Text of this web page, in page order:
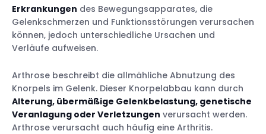
Geduld
Erkrankungen des Bewegungsapparates, die
Gelenkschmerzen und Funktionsstörungen verursachen
können, jedoch unterschiedliche Ursachen und
Verläufe aufweisen.
Arthrose beschreibt die allmähliche Abnutzung des
Knorpels im Gelenk. Dieser Knorpelabbau kann durch
Alterung, übermäßige Gelenkbelastung, genetische
Veranlagung oder Verletzungen verursacht werden.
Arthrose verursacht auch häufig eine Arthritis.